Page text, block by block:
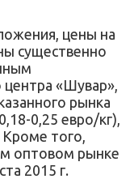
цены на
существенно
«Шувар»,
рынка
0,25 евро/кг),
того,
оптовом рынке
2015 г.